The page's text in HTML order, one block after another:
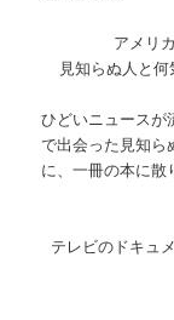
アメリ
見知らぬ人と
ひどいニュースが
で出会った見知ら
に、一冊の本に散
テレビのドキュ